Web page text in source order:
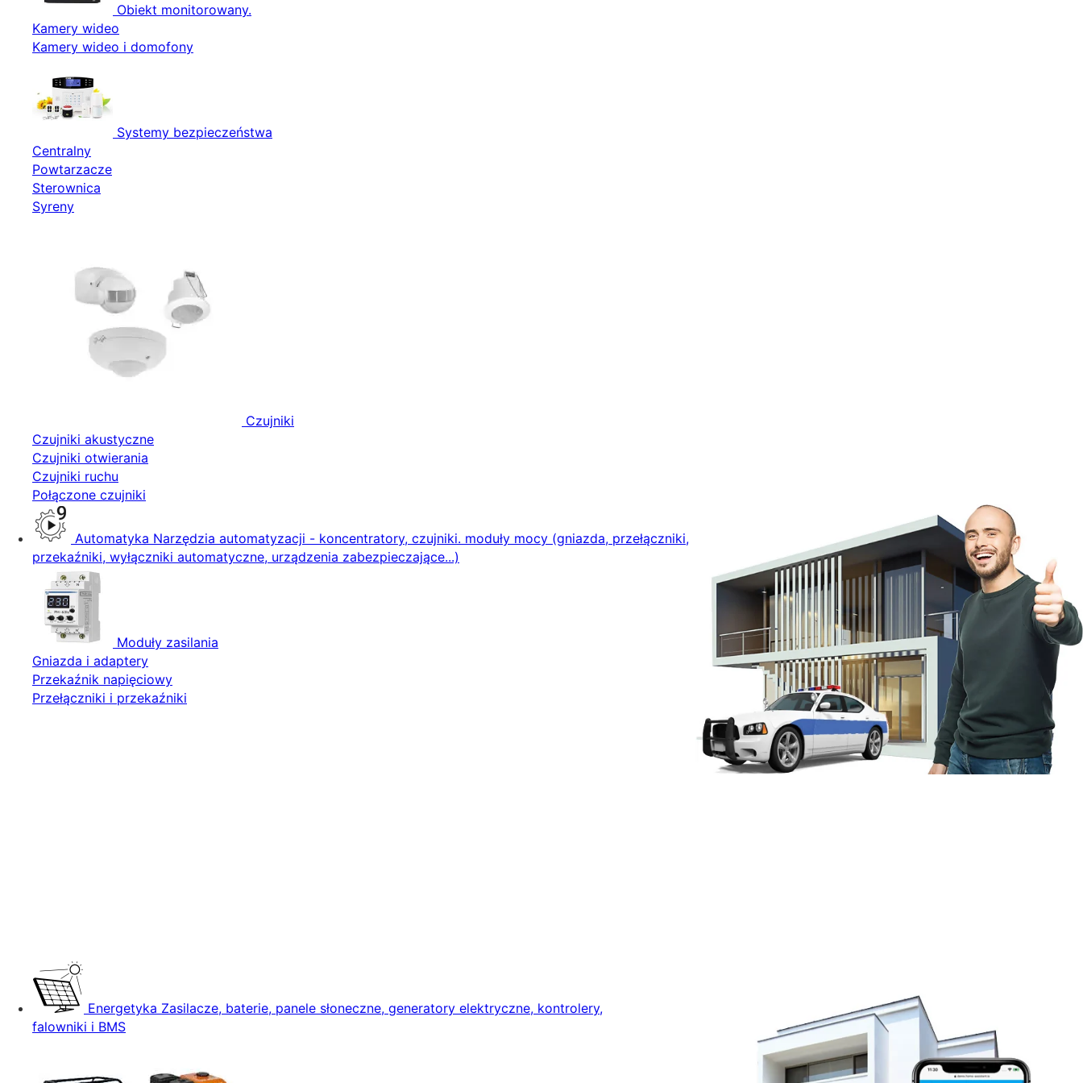
Obiekt monitorowany.
Kamery wideo
Kamery wideo i domofony
Systemy bezpieczeństwa
Centralny
Powtarzacze
Sterownica
Syreny
Czujniki
Czujniki akustyczne
Czujniki otwierania
Czujniki ruchu
Połączone czujniki
Automatyka Narzędzia automatyzacji - koncentratory, czujniki. moduły mocy (gniazda, przełączniki,
przekaźniki, wyłączniki automatyczne, urządzenia zabezpieczające...)
Moduły zasilania
Gniazda i adaptery
Przekaźnik napięciowy
Przełączniki i przekaźniki
Energetyka Zasilacze, baterie, panele słoneczne, generatory elektryczne, kontrolery,
falowniki i BMS